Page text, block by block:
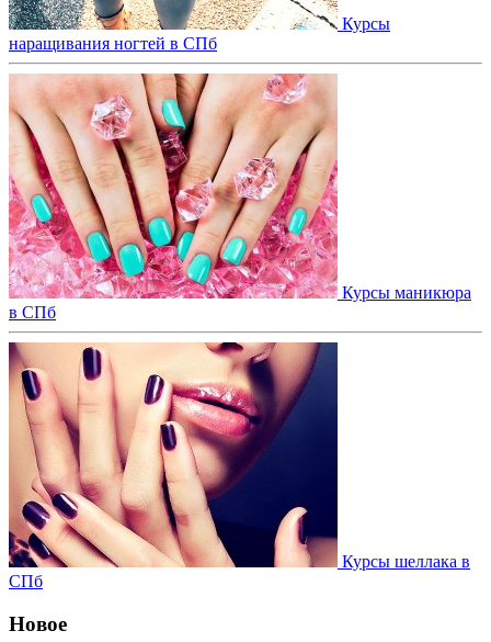
Курсы
наращивания ногтей в СПб
Курсы маникюра
в СПб
Курсы шеллака в
СПб
Новое